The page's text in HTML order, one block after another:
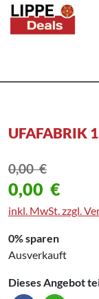
UFAFABRIK
0,00€
0,00 €
inkl. MwSt. zzgl.
0% sparen
Ausverkauft
Dieses Angebot